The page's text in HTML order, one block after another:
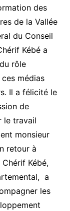
des
de la Vallée
du Conseil
Kébé a
rôle
médias
Il a félicité le
de
le travail
monsieur
retour à
Kébé,
a
les